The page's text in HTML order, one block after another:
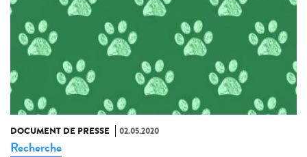
DOCUMENT DE PRESSE 02.05.2020
Recherche